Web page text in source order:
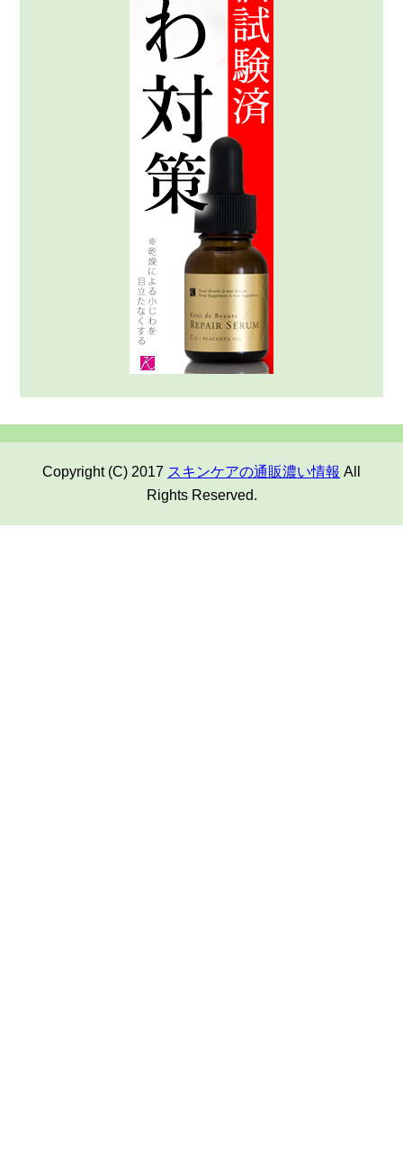
Copyright (C) 2017 スキンケアの通販濃い情報 All
Rights Reserved.